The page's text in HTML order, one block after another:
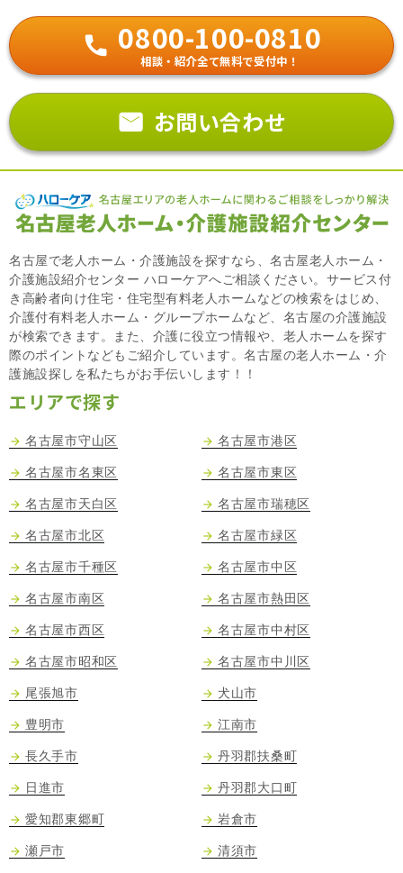
0800-100-0810
相談・紹介全て無料で受付中！
お問い合わせ
名古屋で老人ホーム・介護施設を探すなら、名古屋老人ホーム・
介護施設紹介センター ハローケアへご相談ください。サービス付
き高齢者向け住宅・住宅型有料老人ホームなどの検索をはじめ、
介護付有料老人ホーム・グループホームなど、名古屋の介護施設
が検索できます。また、介護に役立つ情報や、老人ホームを探す
際のポイントなどもご紹介しています。名古屋の老人ホーム・介
護施設探しを私たちがお手伝いします！！
エリアで探す
名古屋市守山区
名古屋市名東区
名古屋市天白区
名古屋市北区
名古屋市千種区
名古屋市南区
名古屋市西区
名古屋市昭和区
名古屋市港区
名古屋市東区
名古屋市瑞穂区
名古屋市緑区
名古屋市中区
名古屋市熱田区
名古屋市中村区
名古屋市中川区
尾張旭市
豊明市
長久手市
日進市
愛知郡東郷町
瀬戸市
犬山市
江南市
丹羽郡扶桑町
丹羽郡大口町
岩倉市
清須市